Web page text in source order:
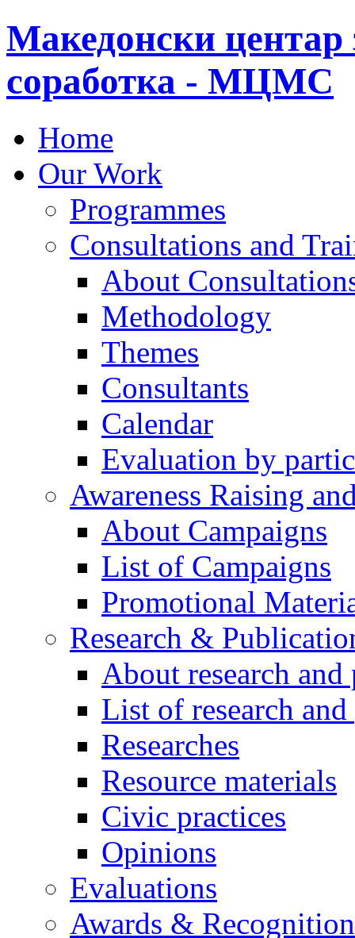
Македонски центар
соработка - МЦМС
Home
Our Work
Programmes
Consultations and
About
Methodology
Themes
Consultants
Calendar
Evaluation by
Awareness Raising
About Campaigns
List of Campaigns
Promotional
Research &
About research
List of research
Researches
Resource materials
Civic practices
Opinions
Evaluations
Awards &